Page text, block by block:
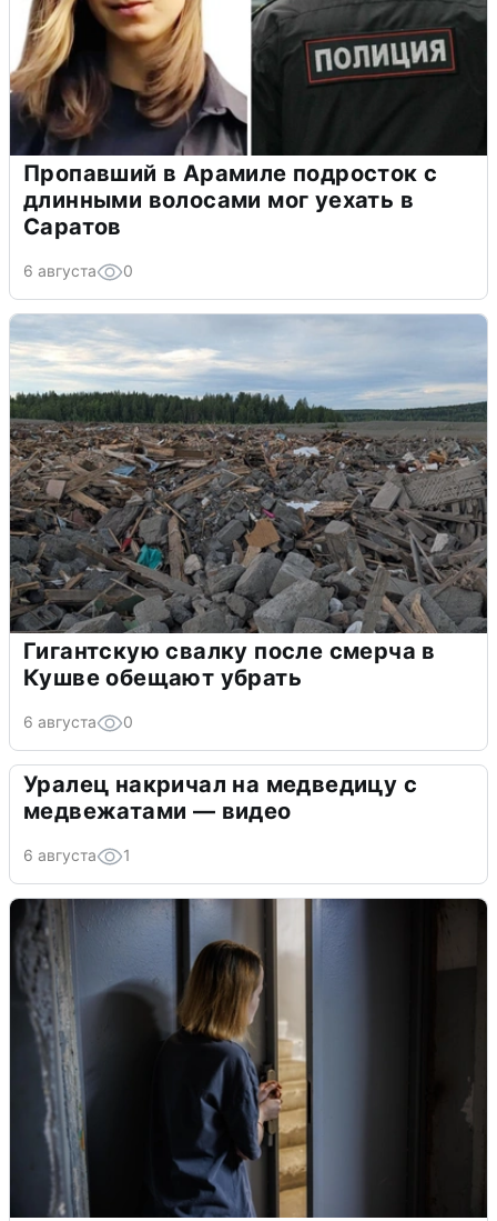
Пропавший в Арамиле подросток с
длинными волосами мог уехать в
Саратов
6 августа 0
Гигантскую свалку после смерча в
Кушве обещают убрать
6 августа 0
Уралец накричал на медведицу с
медвежатами — видео
6 августа 1